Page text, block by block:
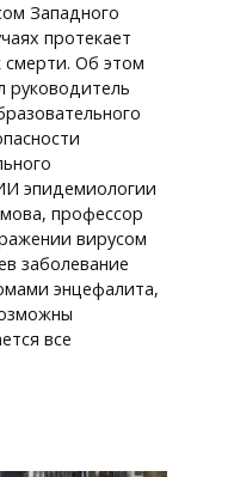
Западного
протекает
Об этом
руководитель
эпидемиологии
профессор
вирусом
заболевание
энцефалита,
все